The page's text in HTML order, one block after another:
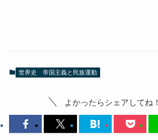
世界史 帝国主義と民族運動
よかったらシェアしてね！